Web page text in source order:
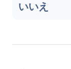
いいえ